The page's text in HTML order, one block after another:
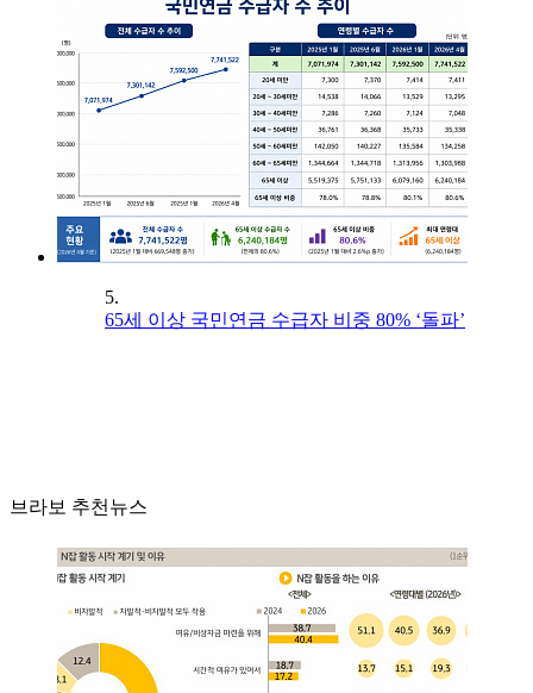
5.
65세 이상 국민연금 수급자 비중 80% ‘돌파’
브라보 추천뉴스